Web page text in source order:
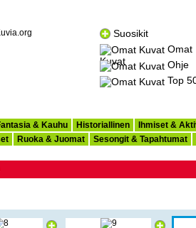
Suosikit
Omat
Kuvat
Ohje
Top
& Kauhu Historiallinen
Ihmiset &
Ruoka & Juomat Sesongit & Tapahtumat